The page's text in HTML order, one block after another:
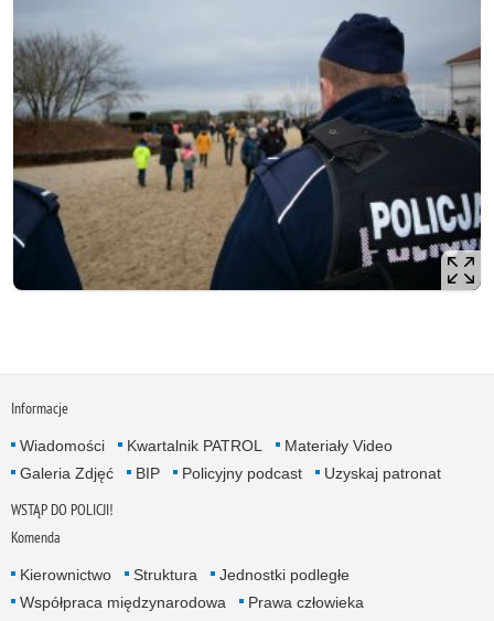
Informacje
Wiadomości Kwartalnik PATROL
Materiały Video
Galeria Zdjęć
BIP Policyjny podcast Uzyskaj patronat
WSTĄP DO POLICJI!
Komenda
Kierownictwo Struktura
Jednostki podległe
Współpraca międzynarodowa
Prawa człowieka